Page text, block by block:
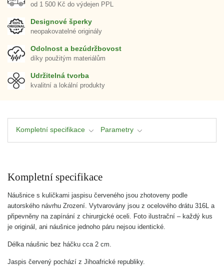
od 1 500 Kč do výdejen PPL
Designové šperky
neopakovatelné originály
Odolnost a bezúdržbovost
díky použitým materiálům
Udržitelná tvorba
kvalitní a lokální produkty
Kompletní specifikace Parametry
Kompletní specifikace
Náušnice s kuličkami jaspisu červeného jsou zhotoveny podle
autorského návrhu Zrození. Vytvarovány jsou z ocelového drátu 316L a
připevněny na zapínání z chirurgické oceli. Foto ilustrační – každý kus
je originál, ani náušnice jednoho páru nejsou identické.
Délka náušnic bez háčku cca 2 cm.
Jaspis červený pochází z Jihoafrické republiky.